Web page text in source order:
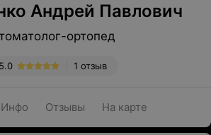
Андрей Павлович
ортопед
1 отзыв
5.0
Инфо Отзывы На карте